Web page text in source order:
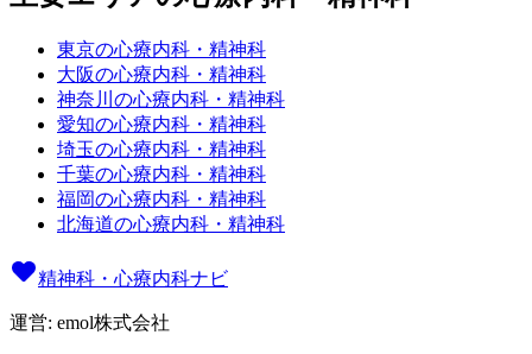
東京の心療内科・精神科
大阪の心療内科・精神科
神奈川の心療内科・精神科
愛知の心療内科・精神科
埼玉の心療内科・精神科
千葉の心療内科・精神科
福岡の心療内科・精神科
北海道の心療内科・精神科
精神科・心療内科ナビ
運営: emol株式会社